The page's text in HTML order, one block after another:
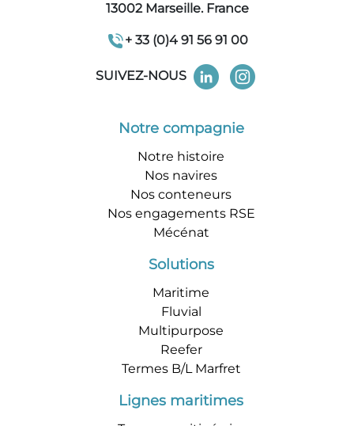
13002 Marseille. France
+ 33 (0)4 91 56 91 00
SUIVEZ-NOUS
Notre compagnie
Notre histoire
Nos navires
Nos conteneurs
Nos engagements RSE
Mécénat
Solutions
Maritime
Fluvial
Multipurpose
Reefer
Termes B/L Marfret
Lignes maritimes